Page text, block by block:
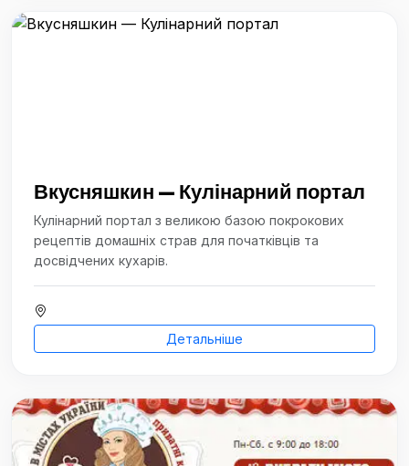
Вкусняшкин — Кулінарний портал
Кулінарний портал з великою базою покрокових
рецептів домашніх страв для початківців та
досвідчених кухарів.
Детальніше